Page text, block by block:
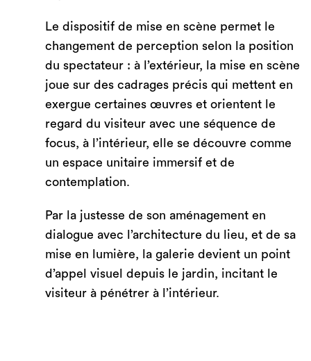
Le dispositif de mise en scène permet le
changement de perception selon la position
du spectateur : à l’extérieur, la mise en scène
joue sur des cadrages précis qui mettent en
exergue certaines œuvres et orientent le
regard du visiteur avec une séquence de
focus, à l’intérieur, elle se découvre comme
un espace unitaire immersif et de
contemplation.
Par la justesse de son aménagement en
dialogue avec l’architecture du lieu, et de sa
mise en lumière, la galerie devient un point
d’appel visuel depuis le jardin, incitant le
visiteur à pénétrer à l’intérieur.